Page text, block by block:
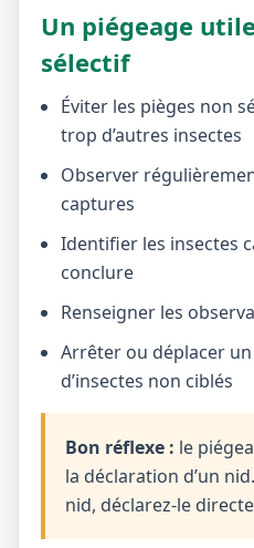
Un piégeage
sélectif
Éviter les pièges non
trop d’autres insectes
Observer
captures
Identifier les insectes
conclure
Renseigner les
Arrêter ou déplacer
d’insectes non ciblés
Bon réflexe : le
la déclaration d’un
nid, déclarez-le